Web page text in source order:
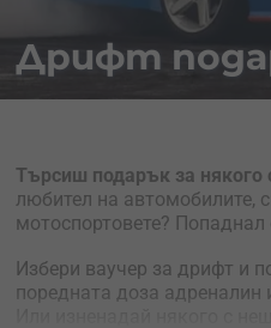
Дрифт
Търсиш подарък за някого
любител на автомобилите,
мотоспортовете?
Избери ваучер за дрифт и
поредната доза адреналин